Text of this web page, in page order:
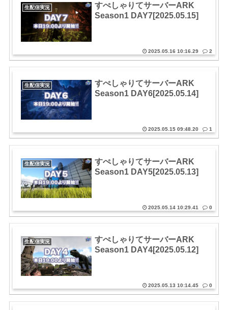
生配信実況
すぺしゃりてサーバーARK
Season1 DAY7[2025.05.15]
2025.05.16 10:16.29 2
生配信実況
すぺしゃりてサーバーARK
Season1 DAY6[2025.05.14]
2025.05.15 09:48.20 1
生配信実況
すぺしゃりてサーバーARK
Season1 DAY5[2025.05.13]
2025.05.14 10:29.41 0
生配信実況
すぺしゃりてサーバーARK
Season1 DAY4[2025.05.12]
2025.05.13 10:14.45 0